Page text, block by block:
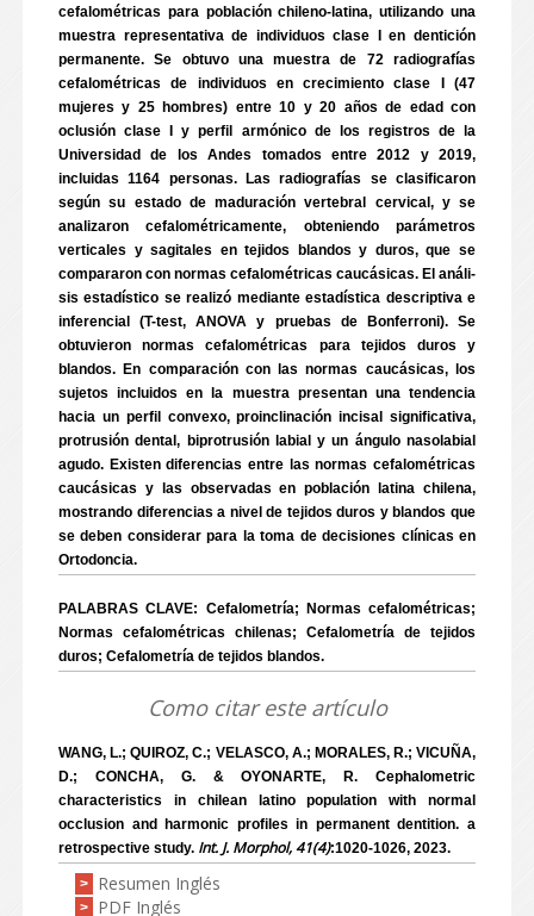
cefalométricas para población chileno-latina, utilizando una
muestra representativa de individuos clase I en dentición
permanente. Se obtuvo una muestra de 72 radiografías
cefalométricas de individuos en crecimiento clase I (47
mujeres y 25 hombres) entre 10 y 20 años de edad con
oclusión clase I y perfil armónico de los registros de la
Universidad de los Andes tomados entre 2012 y 2019,
incluidas 1164 personas. Las radiografías se clasificaron
según su estado de maduración vertebral cervical, y se
analizaron cefalométricamente, obteniendo parámetros
verticales y sagitales en tejidos blandos y duros, que se
compararon con normas cefalométricas caucásicas. El análi-
sis estadístico se realizó mediante estadística descriptiva e
inferencial (T-test, ANOVA y pruebas de Bonferroni). Se
obtuvieron normas cefalométricas para tejidos duros y
blandos. En comparación con las normas caucásicas, los
sujetos incluidos en la muestra presentan una tendencia
hacia un perfil convexo, proinclinación incisal significativa,
protrusión dental, biprotrusión labial y un ángulo nasolabial
agudo. Existen diferencias entre las normas cefalométricas
caucásicas y las observadas en población latina chilena,
mostrando diferencias a nivel de tejidos duros y blandos que
se deben considerar para la toma de decisiones clínicas en
Ortodoncia.
PALABRAS CLAVE: Cefalometría; Normas cefalométricas;
Normas cefalométricas chilenas; Cefalometría de tejidos
duros; Cefalometría de tejidos blandos.
Como citar este artículo
WANG, L.; QUIROZ, C.; VELASCO, A.; MORALES, R.; VICUÑA,
D.; CONCHA, G. & OYONARTE, R. Cephalometric
characteristics in chilean latino population with normal
occlusion and harmonic profiles in permanent dentition. a
retrospective study. Int. J. Morphol, 41(4):1020-1026, 2023.
> Resumen Inglés
> PDF Inglés